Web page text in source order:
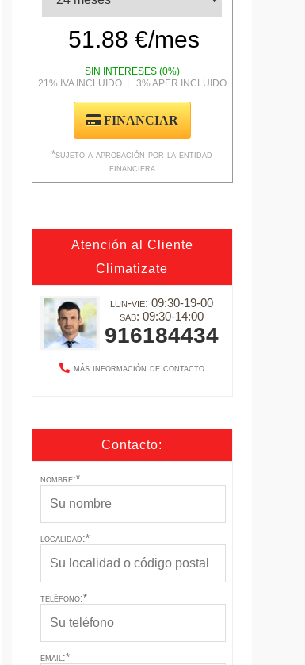
SIN INTERESES (0%)
21% IVA INCLUIDO | 3% APER INCLUIDO
FINANCIAR
*sujeto a aprobación por la entidad
financiera
Atención al Cliente
Climatizate
lun-vie: 09:30-19-00
sab: 09:30-14:00
916184434
más información de contacto
Contacto:
nombre:*
localidad:*
teléfono:*
email:*